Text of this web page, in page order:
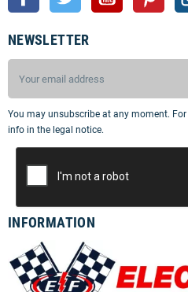
NEWSLETTER
You may unsubscribe at any moment.
info in the legal notice.
INFORMATION